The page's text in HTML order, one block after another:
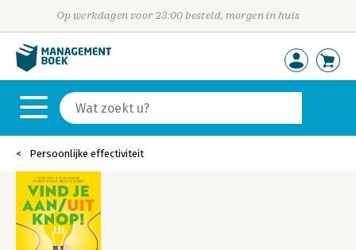
Op werkdagen voor 23:00 besteld, morgen in huis
Persoonlijke effectiviteit